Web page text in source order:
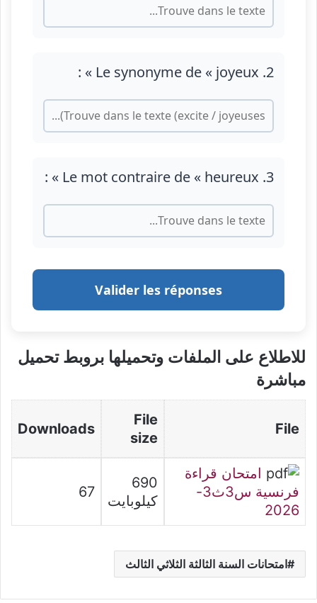
2. Le synonyme de « joyeux » :
3. Le mot contraire de « heureux » :
Valider les réponses
للاطلاع على الملفات وتحميلها بروبط تحميل
مباشرة
File
File
size
Downloads
امتحان قراءة
فرنسية س3ث3-
2026
690
كيلوبايت
67
امتحانات السنة الثالثة الثلاثي الثالث